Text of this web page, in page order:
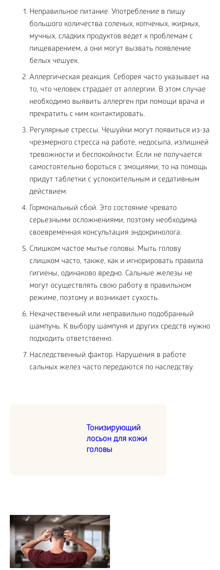
Неправильное питание. Употребление в пищу
большого количества соленых, копченых, жирных,
мучных, сладких продуктов ведет к проблемам с
пищеварением, а они могут вызвать появление
белых чешуек.
Аллергическая реакция. Себорея часто указывает на
то, что человек страдает от аллергии. В этом случае
необходимо выявить аллерген при помощи врача и
прекратить с ним контактировать.
Регулярные стрессы. Чешуйки могут появиться из-за
чрезмерного стресса на работе, недосыпа, излишней
тревожности и беспокойности. Если не получается
самостоятельно бороться с эмоциями, то на помощь
придут таблетки с успокоительным и седативным
действием.
Гормональный сбой. Это состояние чревато
серьезными осложнениями, поэтому необходима
своевременная консультация эндокринолога.
Слишком частое мытье головы. Мыть голову
слишком часто, также, как и игнорировать правила
гигиены, одинаково вредно. Сальные железы не
могут осуществлять свою работу в правильном
режиме, поэтому и возникает сухость.
Некачественный или неправильно подобранный
шампунь. К выбору шампуня и других средств нужно
подходить ответственно.
Наследственный фактор. Нарушения в работе
сальных желез часто передаются по наследству.
Тонизирующий
лосьон для кожи
головы